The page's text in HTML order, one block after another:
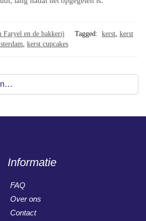
Faryel en de bakkerij Tagged: kerst, kerst
, kerst cupcakes
Informatie
FAQ
Over ons
Contact